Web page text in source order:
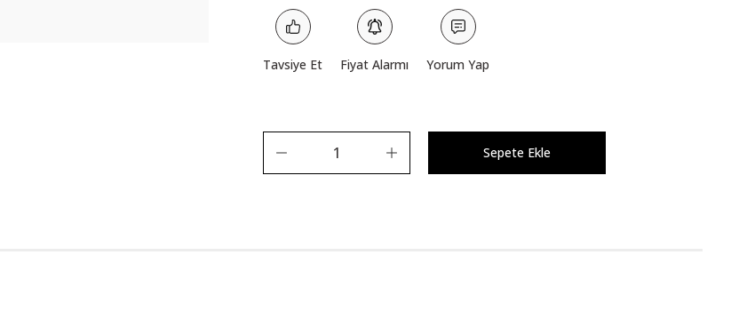
Tavsiye Et Fiyat Alarmı Yorum Yap
Sepete Ekle